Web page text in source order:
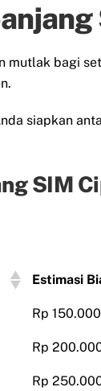
bagi
siapkan
SIM
Estimasi
Rp 150.000
Rp
Rp